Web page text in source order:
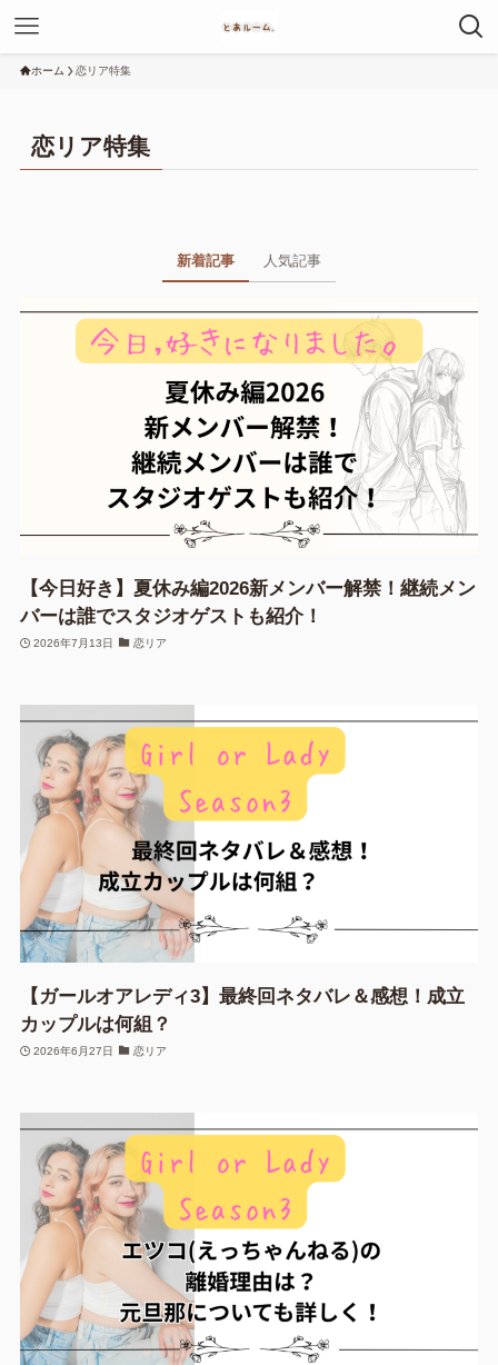
ホーム 恋リア特集
恋リア特集
新着記事 人気記事
【今日好き】夏休み編2026新メンバー解禁！継続メン
バーは誰でスタジオゲストも紹介！
2026年7月13日 恋リア
【ガールオアレディ3】最終回ネタバレ＆感想！成立
カップルは何組？
2026年6月27日 恋リア